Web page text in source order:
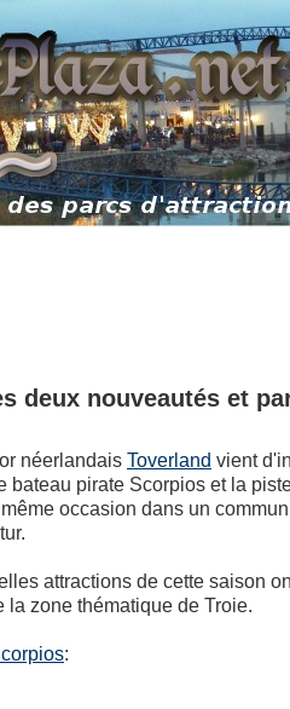
deux nouveautés et
néerlandais Toverland vient
bateau pirate Scorpios et la
occasion dans un
attractions de cette saison
la zone thématique de Troie.
: